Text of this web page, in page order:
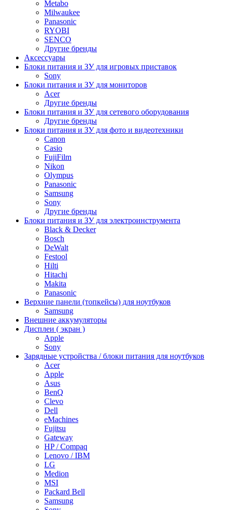
Metabo
Milwaukee
Panasonic
RYOBI
SENCO
Другие бренды
Аксессуары
Блоки питания и ЗУ для игровых приставок
Sony
Блоки питания и ЗУ для мониторов
Acer
Другие бренды
Блоки питания и ЗУ для сетевого оборудования
Другие бренды
Блоки питания и ЗУ для фото и видеотехники
Canon
Casio
FujiFilm
Nikon
Olympus
Panasonic
Samsung
Sony
Другие бренды
Блоки питания и ЗУ для электроинструмента
Black & Decker
Bosch
DeWalt
Festool
Hilti
Hitachi
Makita
Panasonic
Верхние панели (топкейсы) для ноутбуков
Samsung
Внешние аккумуляторы
Дисплеи ( экран )
Apple
Sony
Зарядные устройства / блоки питания для ноутбуков
Acer
Apple
Asus
BenQ
Clevo
Dell
eMachines
Fujitsu
Gateway
HP / Compaq
Lenovo / IBM
LG
Medion
MSI
Packard Bell
Samsung